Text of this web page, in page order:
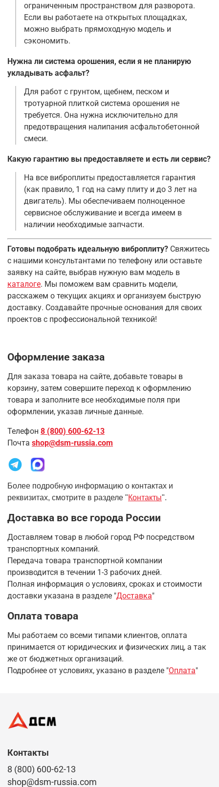
ограниченным пространством для разворота.
Если вы работаете на открытых площадках,
можно выбрать прямоходную модель и
сэкономить.
Нужна ли система орошения, если я не планирую
укладывать асфальт?
Для работ с грунтом, щебнем, песком и
тротуарной плиткой система орошения не
требуется. Она нужна исключительно для
предотвращения налипания асфальтобетонной
смеси.
Какую гарантию вы предоставляете и есть ли сервис?
На все виброплиты предоставляется гарантия
(как правило, 1 год на саму плиту и до 3 лет на
двигатель). Мы обеспечиваем полноценное
сервисное обслуживание и всегда имеем в
наличии необходимые запчасти.
Готовы подобрать идеальную виброплиту? Свяжитесь
с нашими консультантами по телефону или оставьте
заявку на сайте, выбрав нужную вам модель в
каталоге. Мы поможем вам сравнить модели,
расскажем о текущих акциях и организуем быструю
доставку. Создавайте прочные основания для своих
проектов с профессиональной техникой!
Оформление заказа
Для заказа товара на сайте, добавьте товары в
корзину, затем совершите переход к оформлению
товара и заполните все необходимые поля при
оформлении, указав личные данные.
Телефон 8 (800) 600-62-13
Почта shop@dsm-russia.com
Более подробную информацию о контактах и
реквизитах, смотрите в разделе "Контакты".
Доставка во все города России
Доставляем товар в любой город РФ посредством
транспортных компаний.
Передача товара транспортной компании
производится в течении 1-3 рабочих дней.
Полная информация о условиях, сроках и стоимости
доставки указана в разделе "Доставка"
Оплата товара
Мы работаем со всеми типами клиентов, оплата
принимается от юридических и физических лиц, а так
же от бюджетных организаций.
Подробнее от условиях, указано в разделе "Оплата"
Контакты
8 (800) 600-62-13
shop@dsm-russia.com